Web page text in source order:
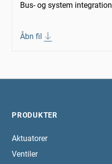
Bus- og system integration
Åbn fil
PRODUKTER
Aktuatorer
Ventiler